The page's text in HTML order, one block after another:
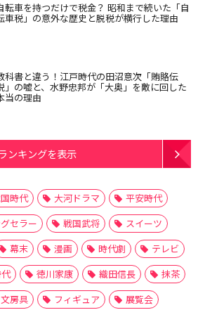
転車を持つだけで税金？ 昭和まで続いた「自
車税」の意外な歴史と脱税が横行した理由
科書と違う！江戸時代の田沼意次「賄賂伝
」の嘘と、水野忠邦が「大奥」を敵に回した
当の理由
ンキングを表示
時代 大河ドラマ
平安時代
セラー 戦国武将
スイーツ
幕末 漫画 時代劇
テレビ
徳川家康 織田信長
抹茶
文房具 フィギュア
展覧会